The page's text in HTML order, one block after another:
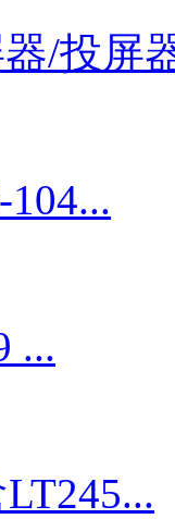
/投屏
...